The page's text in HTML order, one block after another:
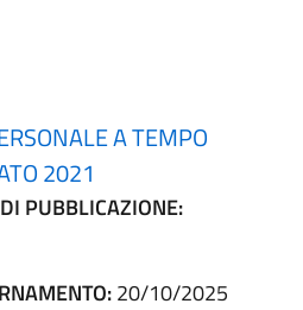
A TEMPO
2021
PUBBLICAZIONE:
20/10/2025